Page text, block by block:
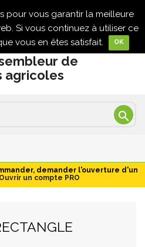
pour vous garantir la meilleure
Si vous continuez à utiliser ce
vous en êtes satisfait.
OK

de
agricoles

demander l'ouverture d'un
un compte PRO